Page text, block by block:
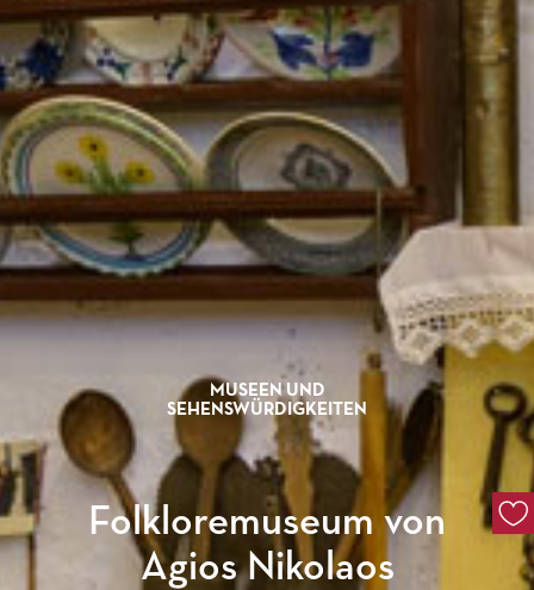
MUSEEN UND
SEHENSWÜRDIGKEITEN
Folkloremuseum von
Agios Nikolaos